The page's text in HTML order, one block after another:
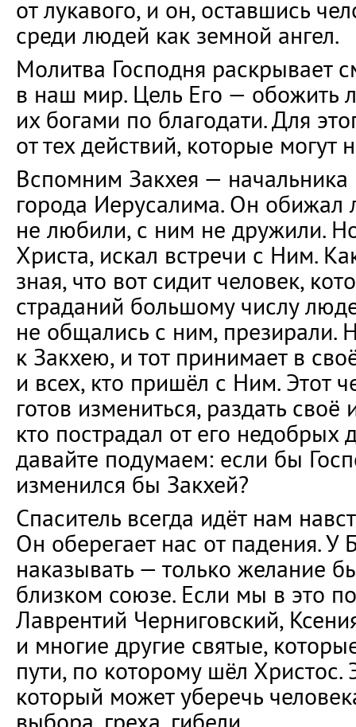
от лукавого, и он, оставшись
среди людей как земной ангел.
Молитва Господня раскрывает
в наш мир. Цель Его — обожить
их богами по благодати. Для
от тех действий, которые могут
Вспомним Закхея —
города Иерусалима. Он обижал
не любили, с ним не дружили.
Христа, искал встречи с Ним.
зная, что вот сидит человек,
страданий большому числу
не общались с ним, презирали.
к Закхею, и тот принимает в
и всех, кто пришёл с Ним. Этот
готов измениться, раздать
кто пострадал от его недобрых
давайте подумаем: если бы
изменился бы Закхей?
Спаситель всегда идёт нам
Он оберегает нас от падения. У
наказывать — только желание
близком союзе. Если мы в это
Лаврентий Черниговский,
и многие другие святые,
пути, по которому шёл Христос.
который может уберечь